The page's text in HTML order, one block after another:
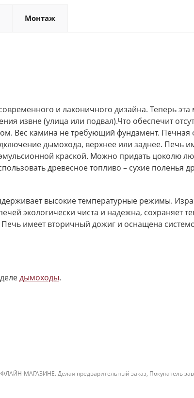
Монтаж
и лаконичного дизайна. Теперь
извне (улица или подвал).Что обеспечит
Вес камина не требующий фундамент. Печная
дымохода, верхнее или заднее. Печь
краской. Можно придать цоколю
древесное топливо – сухие поленья
высокие температурные режимы.
экологически чиста и надежна, сохраняет
имеет вторичный дожиг и оснащена
дымоходы.
МАГАЗИНЕ. Делая предварительный заказ, Покупатель